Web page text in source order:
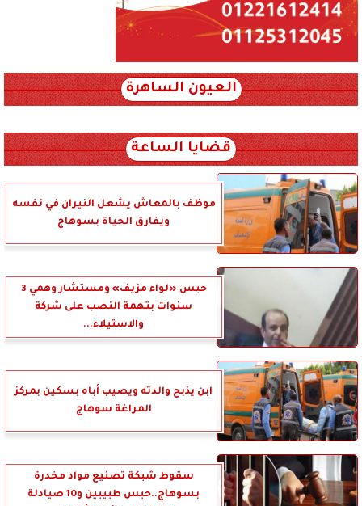
العيون الساهرة
قضايا الساعة
موظف بالمعاش يشعل النيران في نفسه
ويفارق الحياة بسوهاج
حبس «لواء مزيف» ومستشار وهمي 3
سنوات بتهمة النصب على شركة
والاستيلاء...
ابن يذبح والدته ويصيب أباه بسكين بمركز
المراغة سوهاج
سقوط شبكة تصنيع مواد مخدرة
بسوهاج..حبس طبيبين و10 صيادلة